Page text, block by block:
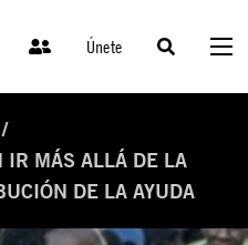
Únete
IR MÁS ALLÁ DE LA
DE LA AYUDA